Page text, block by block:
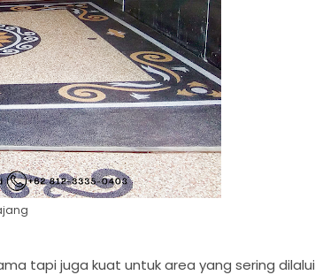
tapi juga kuat untuk area yang sering dilalui